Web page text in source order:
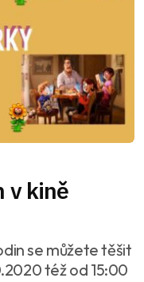
v kině
se můžete těšit
též od 15:00